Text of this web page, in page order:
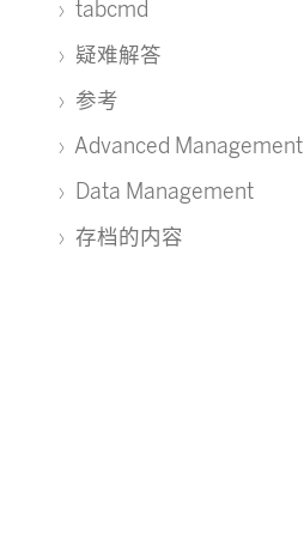
tabcmd
疑难解答
参考
Advanced Management
Data Management
存档的内容